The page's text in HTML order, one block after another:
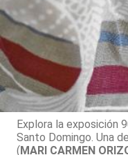
Explora la exposición
Santo Domingo. Una
(MARI CARMEN